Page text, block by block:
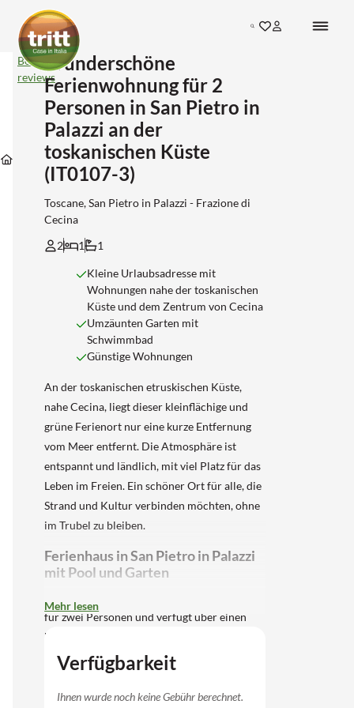
Search
Unterkünfte
Unterkünfte
in
Toscane
Unterkünfte
in
Livorno
Unterkünfte
in
San-
pietro-
in-
Wunderschöne
Ferienwohnung
für
Personen
in
San
Pietro
in
Palazzi
der
(IT0107-
Bekijk
reviews
Wunderschöne
Ferienwohnung für 2
Personen in San Pietro in
Palazzi an der
toskanischen Küste
(IT0107-3)
Toscane, San Pietro in Palazzi - Frazione di
Cecina
2
1 1
Kleine Urlaubsadresse mit
Wohnungen nahe der toskanischen
Küste und dem Zentrum von Cecina
Umzäunten Garten mit
Schwimmbad
Günstige Wohnungen
An der toskanischen etruskischen Küste,
nahe Cecina, liegt dieser kleinflächige und
grüne Ferienort nur eine kurze Entfernung
vom Meer entfernt. Die Atmosphäre ist
entspannt und ländlich, mit viel Platz für das
Leben im Freien. Ein schöner Ort für alle, die
Strand und Kultur verbinden möchten, ohne
im Trubel zu bleiben.
Ferienhaus in San Pietro in Palazzi
mit Pool und Garten
für zwei Personen und verfügt über einen
hellen Wohn- und Essbereich mit Sofabett
sowie eine offene Küche mit Ofen und
Kühlschrank. Das Doppelschlafzimmer und
das ordentliche Badezimmer sorgen für
Mehr lesen
Verfügbarkeit
Ihnen wurde noch keine Gebühr berechnet.